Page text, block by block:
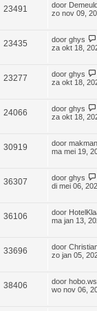
23491 door
zo nov 09,
23435 door ghys
za okt 18,
23277 door ghys
za okt 18,
24066 door ghys
za okt 18,
30919 door makman
ma mei 19,
36307 door ghys
di mei 06,
36106 door
ma jan 13,
33696 door
zo jan 05,
38406 door hobo.ws
wo nov 06,